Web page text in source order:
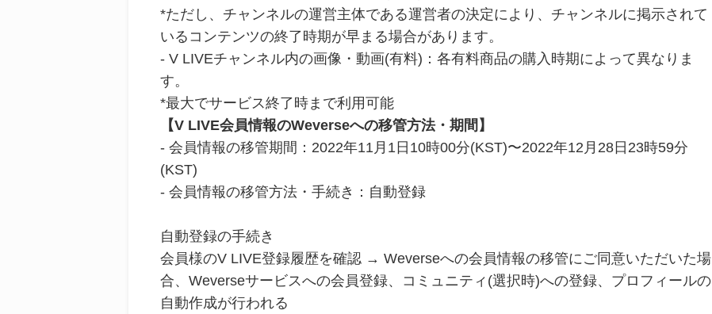
*ただし、チャンネルの運営主体である運営者の決定により、チャンネルに掲示されて
いるコンテンツの終了時期が早まる場合があります。
- V LIVEチャンネル内の画像・動画(有料)：各有料商品の購入時期によって異なりま
す。
*最大でサービス終了時まで利用可能
【V LIVE会員情報のWeverseへの移管方法・期間】
- 会員情報の移管期間：2022年11月1日10時00分(KST)〜2022年12月28日23時59分
(KST)
- 会員情報の移管方法・手続き：自動登録
自動登録の手続き
会員様のV LIVE登録履歴を確認 → Weverseへの会員情報の移管にご同意いただいた場
合、Weverseサービスへの会員登録、コミュニティ(選択時)への登録、プロフィールの
自動作成が行われる